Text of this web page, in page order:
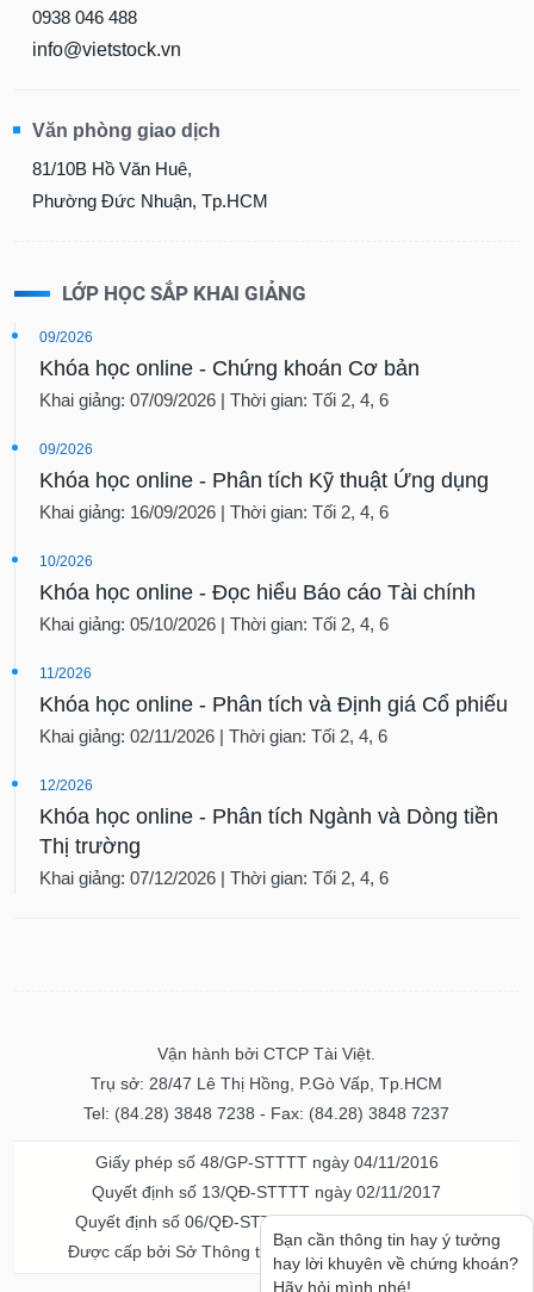
0938 046 488
info@vietstock.vn
Văn phòng giao dịch
81/10B Hồ Văn Huê,
Phường Đức Nhuận, Tp.HCM
LỚP HỌC SẮP KHAI GIẢNG
09/2026
Khóa học online - Chứng khoán Cơ bản
Khai giảng: 07/09/2026 | Thời gian: Tối 2, 4, 6
09/2026
Khóa học online - Phân tích Kỹ thuật Ứng dụng
Khai giảng: 16/09/2026 | Thời gian: Tối 2, 4, 6
10/2026
Khóa học online - Đọc hiểu Báo cáo Tài chính
Khai giảng: 05/10/2026 | Thời gian: Tối 2, 4, 6
11/2026
Khóa học online - Phân tích và Định giá Cổ phiếu
Khai giảng: 02/11/2026 | Thời gian: Tối 2, 4, 6
12/2026
Khóa học online - Phân tích Ngành và Dòng tiền
Thị trường
Khai giảng: 07/12/2026 | Thời gian: Tối 2, 4, 6
Vận hành bởi CTCP Tài Việt.
Trụ sở: 28/47 Lê Thị Hồng, P.Gò Vấp, Tp.HCM
Tel: (84.28) 3848 7238 - Fax: (84.28) 3848 7237
Giấy phép số 48/GP-STTTT ngày 04/11/2016
Quyết định số 13/QĐ-STTTT ngày 02/11/2017
Quyết định số 06/QĐ-STTTT-ICP ngày 20/07/2023
Được cấp bởi Sở Thông tin và Truyền thông TPHCM
Bạn cần thông tin hay ý tưởng
hay lời khuyên về chứng khoán?
Hãy hỏi mình nhé!